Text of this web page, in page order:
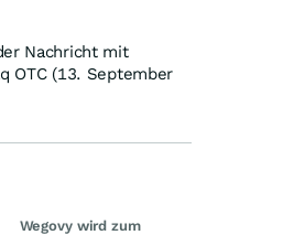
Nachricht mit
OTC (13. September
Wegovy wird zum